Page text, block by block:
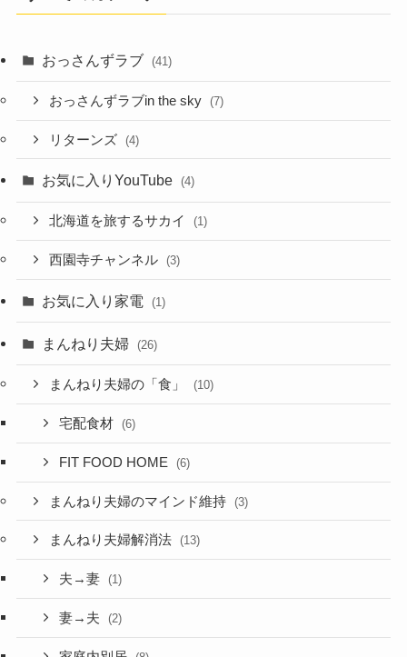
おっさんずラブ (41)
おっさんずラブin the sky (7)
リターンズ (4)
お気に入りYouTube (4)
北海道を旅するサカイ (1)
西園寺チャンネル (3)
お気に入り家電 (1)
まんねり夫婦 (26)
まんねり夫婦の「食」 (10)
宅配食材 (6)
FIT FOOD HOME (6)
まんねり夫婦のマインド維持 (3)
まんねり夫婦解消法 (13)
夫→妻 (1)
妻→夫 (2)